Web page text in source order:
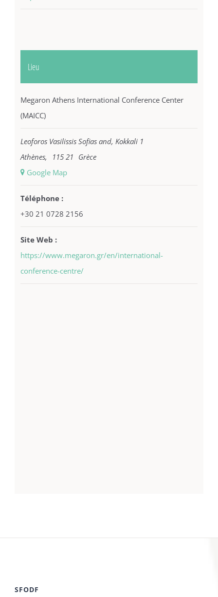
Lieu
Megaron Athens International Conference Center
(MAICC)
Leoforos Vasilissis Sofias and, Kokkali 1
Athènes, 115 21 Grèce
+ Google Map
Téléphone :
+30 21 0728 2156
Site Web :
https://www.megaron.gr/en/international-
conference-centre/
SFODF